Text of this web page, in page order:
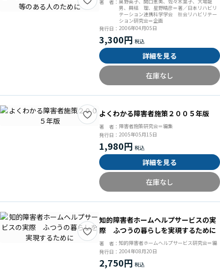
著 者：
男、興梠 理、星野晴彦＝著／日本リハビリ
テーション連携科学学会 社会リハビリテー
ション研究会＝企画
発行日： 2006年04月05日
3,300円
詳細を見る
在庫なし
よくわかる障害者施策２００５年版
著 者： 障害者施策研究会＝編集
発行日： 2005年05月15日
1,980円
詳細を見る
在庫なし
知的障害者ホームヘルプサービスの実
際 ふつうの暮らしを実現するために
著 者： 知的障害者ホームヘルプサービス研究会＝編
発行日： 2004年08月20日
2,750円